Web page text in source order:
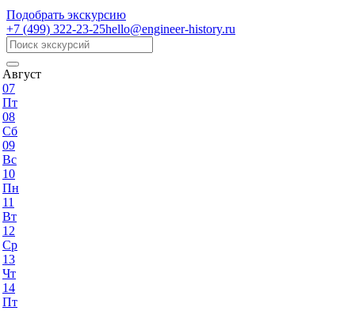
Подобрать экскурсию
+7 (499) 322-23-25hello@engineer-history.ru
Август
07
Пт
08
Сб
09
Вс
10
Пн
11
Вт
12
Ср
13
Чт
14
Пт